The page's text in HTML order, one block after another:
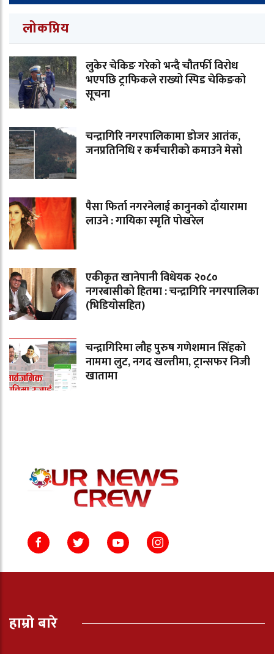
लोकप्रिय
लुकेर चेकिङ गरेको भन्दै चौतर्फी विरोध
भएपछि ट्राफिकले राख्यो स्पिड चेकिङको
सूचना
चन्द्रागिरि नगरपालिकामा डोजर आतंक,
जनप्रतिनिधि र कर्मचारीको कमाउने मेसो
पैसा फिर्ता नगरनेलाई कानुनको दाँयारामा
लाउने : गायिका स्‍मृति पोखरेल
एकीकृत खानेपानी विधेयक २०८०
नगरबासीको हितमा : चन्द्रागिरि नगरपालिका
(भिडियोसहित)
चन्द्रागिरिमा लौह पुरुष गणेशमान सिंहको
नाममा लुट, नगद खल्तीमा, ट्रान्सफर निजी
खातामा
हाम्रो बारे